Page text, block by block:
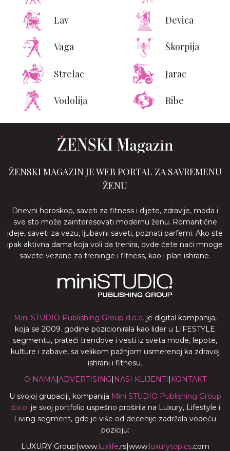
Lav Devica
Vaga Škorpija
Strelac Jarac
Vodolija Ribe
ŽENSKI MAGAZIN JE WEB PORTAL ZA SAVREMENU
ŽENU
Dnevni horoskop, saveti za fitness i dijete, zdravlje, moda i
sve sto može zainteresovati modernu ženu. Romantične
ideje, saveti za vezu, ljubavni saveti, poznati parfemi. Ako ste
ipak aktivna dama koja voli da trenira, ovde ćete naći mnoge
savete vezane za treninge i fitness, kao i plan ishrane.
Mini STUDIO Publishing Group d.o.o. je digital kompanija,
koja se 2009. godine pozicionirala kao lider u LIFESTYLE
segmentu, prateći trendove i vesti iz sveta mode, lepote,
kulture i zabave, sa velikom pažnjom usmerenoj ka zdravoj
ishrani i fitnesu.
O NAMA|ADVERTISING| NASI KLIJENTI | KONTAKT
U svojoj grupaciji, kompanija Mini STUDIO Publishing Group
d.o.o. je svoj portfolio uspešno proširila na Luxury, Lifestyle i
Living segment, gde je više od decenije zadržala vodeću
poziciju:
LUXURY Group|www.luxlife.rs|www.luxurytopics.com